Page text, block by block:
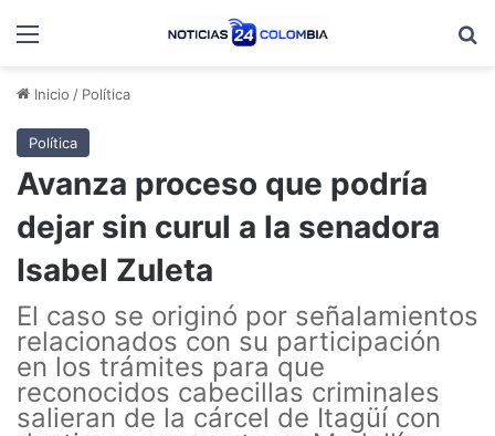
Menú
Inicio / Política
Política
Avanza proceso que podría
dejar sin curul a la senadora
Isabel Zuleta
El caso se originó por señalamientos
relacionados con su participación
en los trámites para que
reconocidos cabecillas criminales
salieran de la cárcel de Itagüí con